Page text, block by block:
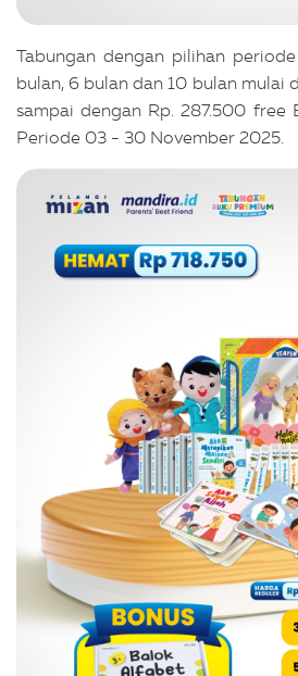
Tabungan dengan pilihan
bulan, 6 bulan dan 10 bulan mulai
sampai dengan Rp. 287.500 free
Periode 03 - 30 November 2025.